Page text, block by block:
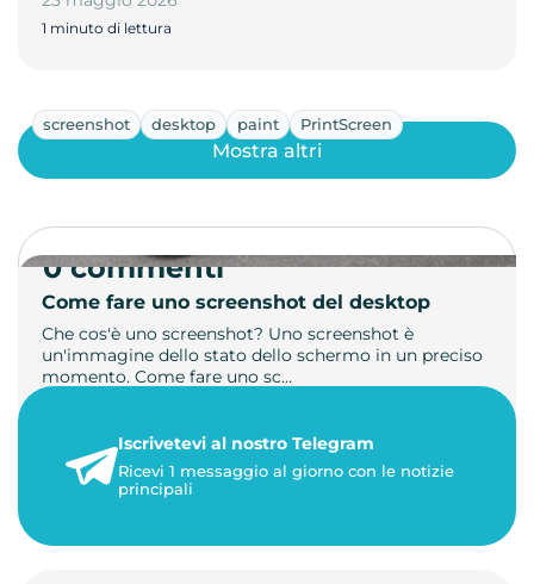
1 minuto di lettura
screenshot desktop paint PrintScreen
Come fare uno screenshot del desktop
Che cos'è uno screenshot? Uno screenshot è
un'immagine dello stato dello schermo in un preciso
momento. Come fare uno sc…
1 minuto di lettura
Mostra altri
0 commenti
Iscrivetevi al nostro Telegram
Ricevi 1 messaggio al giorno con le notizie
principali